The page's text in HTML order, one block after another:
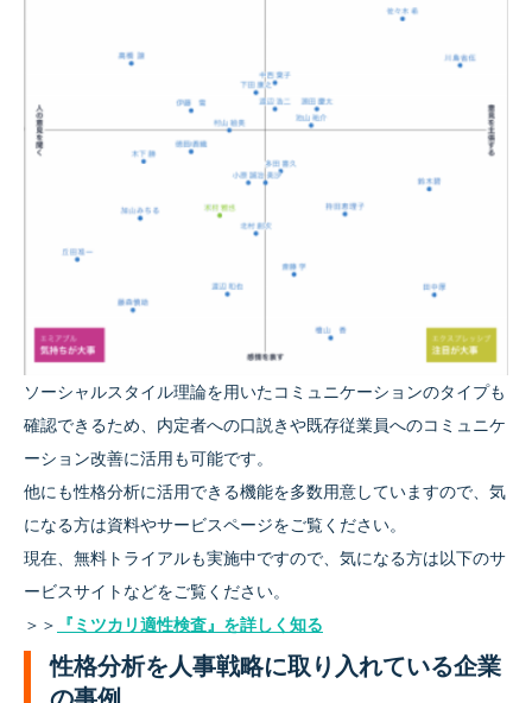
ソーシャルスタイル理論を用いたコミュニケーションのタイプも
確認できるため、内定者への口説きや既存従業員へのコミュニケ
ーション改善に活用も可能です。
他にも性格分析に活用できる機能を多数用意していますので、気
になる方は資料やサービスページをご覧ください。
現在、無料トライアルも実施中ですので、気になる方は以下のサ
ービスサイトなどをご覧ください。
＞＞
『ミツカリ適性検査』を詳しく知る
性格分析を人事戦略に取り入れている企業